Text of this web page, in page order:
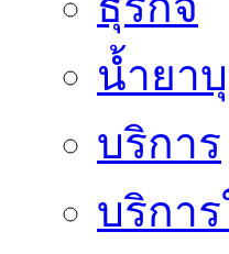
น้ำยา
บริการ
บริการ